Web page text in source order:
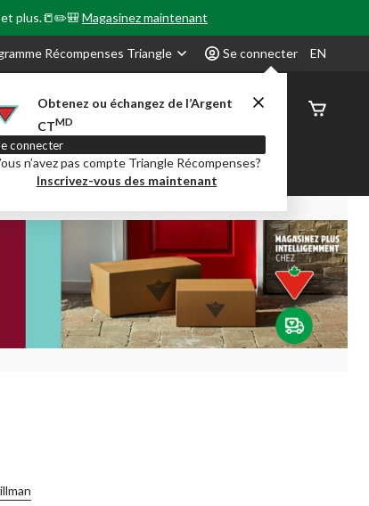
et plus.📒✏️🎒Magasinez maintenant
Récompenses Triangle Se connecter
Obtenez ou échangez de l’Argent
CTMD
connecter
n’avez pas compte Triangle Récompenses?
Inscrivez-vous des maintenant
EN
État de
Classe Party City Centre-auto